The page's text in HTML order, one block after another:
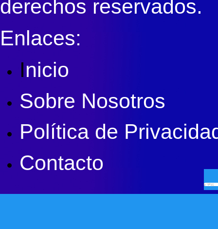
derechos reservados.
Enlaces:
Inicio
Sobre Nosotros
Política de
Contacto